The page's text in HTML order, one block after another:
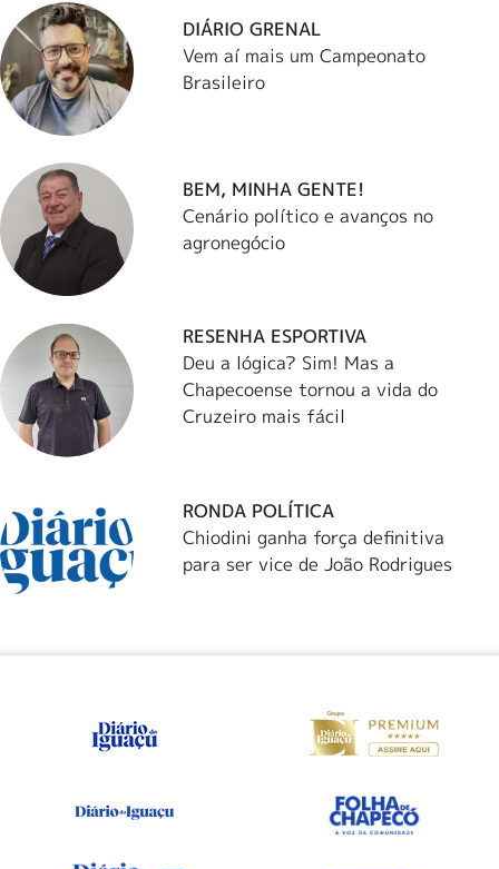
DIÁRIO GRENAL
Vem aí mais um Campeonato
Brasileiro
BEM, MINHA GENTE!
Cenário político e avanços no
agronegócio
RESENHA ESPORTIVA
Deu a lógica? Sim! Mas a
Chapecoense tornou a vida do
Cruzeiro mais fácil
RONDA POLÍTICA
Chiodini ganha força definitiva
para ser vice de João Rodrigues